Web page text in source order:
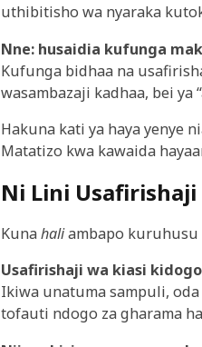
uthibitisho wa nyaraka
Nne: husaidia kufunga
Kufunga bidhaa na
wasambazaji kadhaa, bei
Hakuna kati ya haya yenye
Matatizo kwa kawaida
Ni Lini
Kunahaliambapo kuruhusu
Usafirishaji wa kiasi
Ikiwa unatuma sampuli,
tofauti ndogo za gharama